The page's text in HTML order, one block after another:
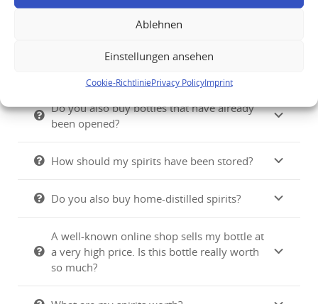
Ablehnen
Einstellungen ansehen
Cookie-RichtliniePrivacy PolicyImprint
When must I expect a reduction in the value
Do you also buy bottles that have already
been opened?
How should my spirits have been stored?
Do you also buy home-distilled spirits?
A well-known online shop sells my bottle at
a very high price. Is this bottle really worth
so much?